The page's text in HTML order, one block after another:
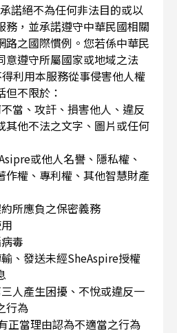
諾絕不為任何非法目的或以
務，並承諾遵守中華民國相關
路之國際慣例。您若係中華民
意遵守所屬國家或地域之法
利用本服務從事侵害他人權
但不限於：
不當、攻訐、損害他人、違反
其他不法之文字、圖片或任何
或他人名譽、隱私權、
作權、專利權、其他智慧財產
約所應負之保密義務
毒
輸、發送未經SheAspire授權
三人產生困擾、不悅或違反一
行為
正當理由認為不適當之行為